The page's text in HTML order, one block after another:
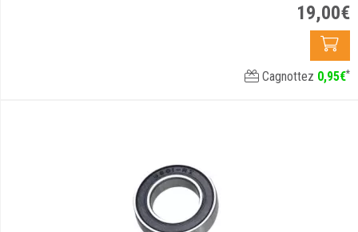
19,00€
Cagnottez 0,95€*